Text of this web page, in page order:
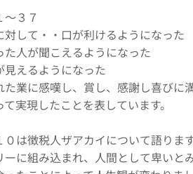
３７
して・・口が利けるようになった
人が聞こえるようになった
えるようになった
業に感嘆し、賞し、感謝し喜び
実現したことを表しています。
は徴税人ザアカイについて語ります
に組み込まれ、人間として卑い